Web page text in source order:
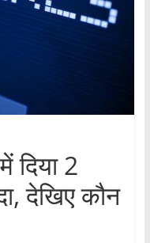
दिया 2
देखिए कौन